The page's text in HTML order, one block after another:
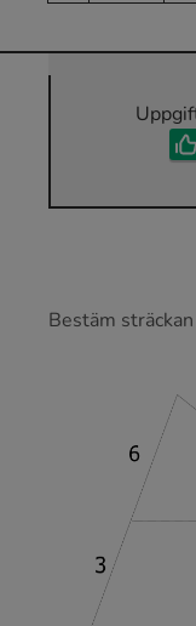
Bestäm